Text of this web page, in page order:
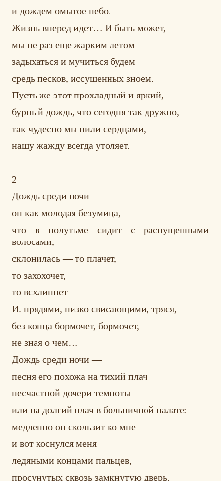
и дождем омытое небо.
Жизнь вперед идет… И быть может,
мы не раз еще жарким летом
задыхаться и мучиться будем
средь песков, иссушенных зноем.
Пусть же этот прохладный и яркий,
бурный дождь, что сегодня так дружно,
так чудесно мы пили сердцами,
нашу жажду всегда утоляет.
2
Дождь среди ночи —
он как молодая безумица,
что в полутьме сидит с распущенными
волосами,
склонилась — то плачет,
то захохочет,
то всхлипнет
И. прядями, низко свисающими, тряся,
без конца бормочет, бормочет,
не зная о чем…
Дождь среди ночи —
песня его похожа на тихий плач
несчастной дочери темноты
или на долгий плач в больничной палате:
медленно он скользит ко мне
и вот коснулся меня
ледяными концами пальцев,
просунутых сквозь замкнутую дверь.